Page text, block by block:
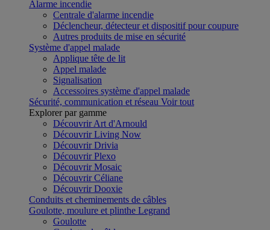
Alarme incendie
Centrale d'alarme incendie
Déclencheur, détecteur et dispositif pour coupure
Autres produits de mise en sécurité
Système d'appel malade
Applique tête de lit
Appel malade
Signalisation
Accessoires système d'appel malade
Sécurité, communication et réseau Voir tout
Explorer par gamme
Découvrir Art d'Arnould
Découvrir Living Now
Découvrir Drivia
Découvrir Plexo
Découvrir Mosaic
Découvrir Céliane
Découvrir Dooxie
Conduits et cheminements de câbles
Goulotte, moulure et plinthe Legrand
Goulotte